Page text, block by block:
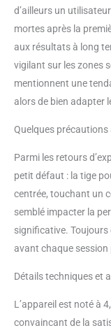
d’ailleurs un
mortes après la
aux résultats à long
vigilant sur les zones
mentionnent une
alors de bien adapter
Quelques précautions
Parmi les retours
petit défaut : la tige
centrée, touchant un
semblé impacter la
significative. Toujours
avant chaque session
Détails techniques et
L’appareil est noté à
convaincant de la